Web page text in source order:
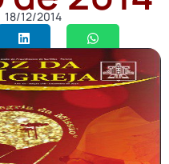
18/12/2014